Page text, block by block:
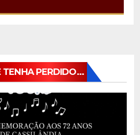
TENHA PERDIDO...